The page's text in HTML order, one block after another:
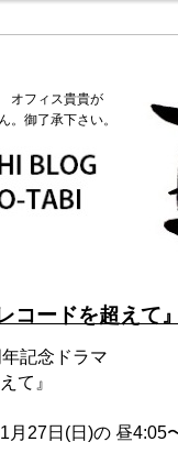
オフィス貴貴が
。御了承下さい。
コードを超えて
記念ドラマ
て』
月27日(日)の 昼4:05